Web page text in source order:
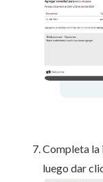
Completa la
luego dar